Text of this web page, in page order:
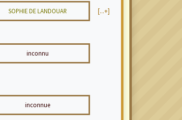
SOPHIE DE LANDOUAR [...+]
inconnu
inconnue